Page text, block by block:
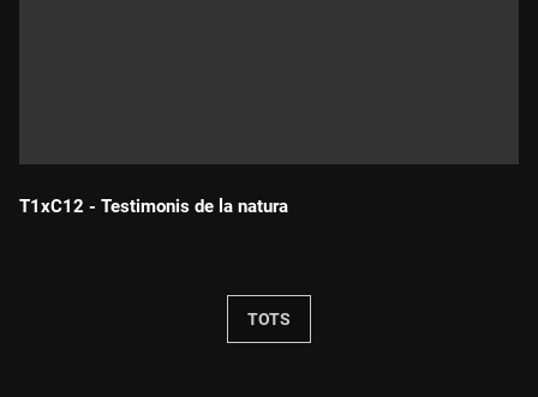
T1xC12 - Testimonis de la natura
TOTS